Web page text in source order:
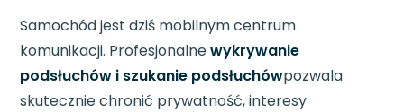
Samochód jest dziś mobilnym centrum
komunikacji. Profesjonalnewykrywanie
podsłuchów i szukanie podsłuchówpozwala
skutecznie chronić prywatność, interesy